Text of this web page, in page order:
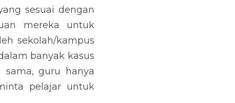
sesuai dengan
mereka untuk
sekolah/kampus
banyak kasus
guru hanya
pelajar untuk